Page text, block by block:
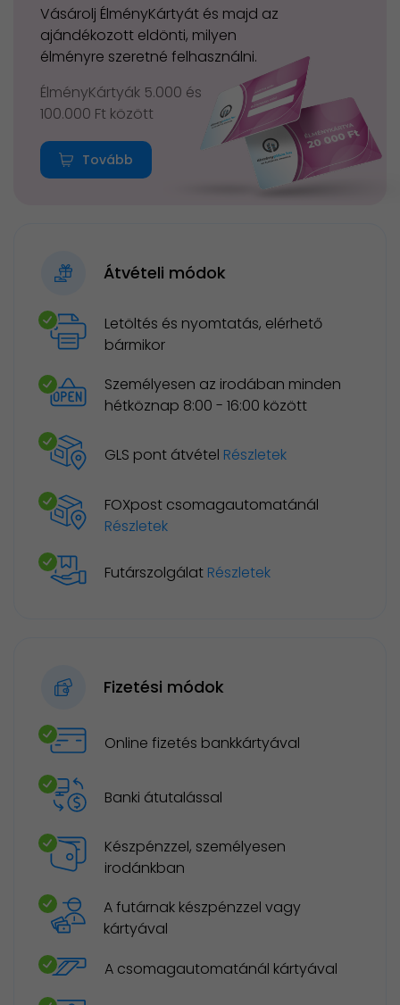
Vásárolj ÉlményKártyát és majd az
ajándékozott eldönti, milyen
élményre szeretné felhasználni.
ÉlményKártyák 5.000 és
100.000 Ft között
Tovább
Átvételi módok
Letöltés és nyomtatás, elérhető
bármikor
Személyesen az irodában minden
hétköznap 8:00 - 16:00 között
GLS pont átvétel Részletek
FOXpost csomagautomatánál
Részletek
Futárszolgálat Részletek
Fizetési módok
Online fizetés bankkártyával
Banki átutalással
Készpénzzel, személyesen
irodánkban
A futárnak készpénzzel vagy
kártyával
A csomagautomatánál kártyával